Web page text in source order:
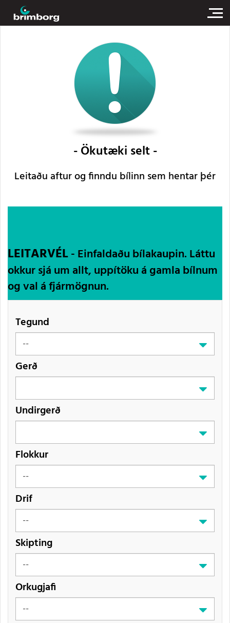
Ökutæki selt
Leitaðu aftur og finndu bílinn sem hentar þér
LEITARVÉL- Einfaldaðu bílakaupin. Láttu
okkur sjá um allt, uppítöku á gamla bílnum
og val á fjármögnun.
Tegund
Gerð
Undirgerð
Flokkur
Drif
Skipting
Orkugjafi